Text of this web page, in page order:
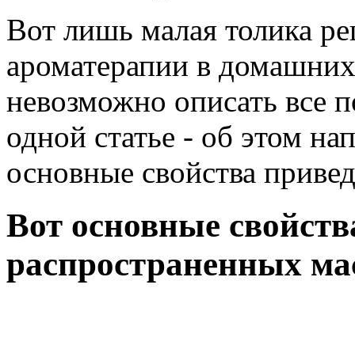
Вот лишь малая толика
ароматерапии в
невозможно описать все
одной статье - об этом
основные свойства
Вот основные
распространенных